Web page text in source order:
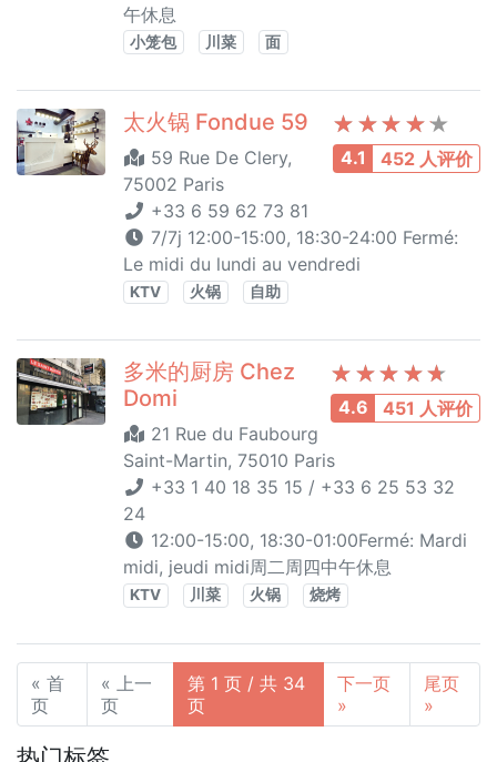
午休息
小笼包 川菜 面
4.1 452 人评价
太火锅 Fondue 59
59 Rue De Clery,
75002 Paris
+33 6 59 62 73 81
7/7j 12:00-15:00, 18:30-24:00 Fermé:
Le midi du lundi au vendredi
KTV 火锅 自助
4.6 451 人评价
多米的厨房 Chez
Domi
21 Rue du Faubourg
Saint-Martin, 75010 Paris
+33 1 40 18 35 15 / +33 6 25 53 32
24
12:00-15:00, 18:30-01:00Fermé: Mardi
midi, jeudi midi周二周四中午休息
KTV 川菜 火锅 烧烤
« 首
页
« 上一
页
第 1 页 / 共 34
页
下一页
»
尾页
»